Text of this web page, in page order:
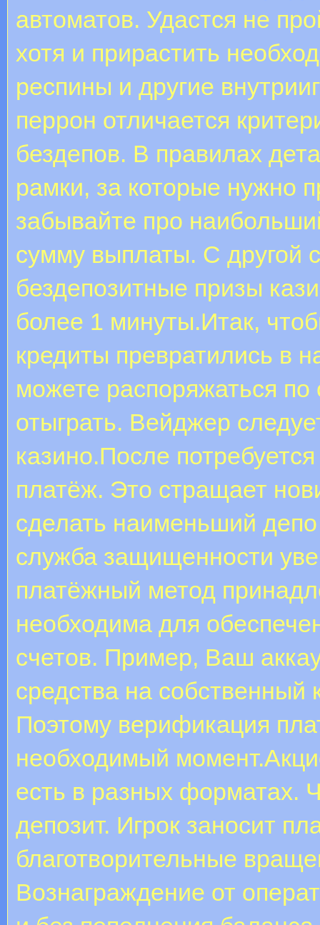
автоматов. Удастся не
хотя и прирастить
респины и другие
перрон отличается
бездепов. В правилах
рамки, за которые нужно
забывайте про
сумму выплаты. С другой
бездепозитные призы
более 1 минуты.Итак,
кредиты превратились в
можете распоряжаться
отыграть. Вейджер
казино.После
платёж. Это стращает
сделать наименьший
служба защищенности
платёжный метод
необходима для
счетов. Пример, Ваш
средства на собственный
Поэтому верификация
необходимый
есть в разных форматах.
депозит. Игрок заносит
благотворительные
Вознаграждение от